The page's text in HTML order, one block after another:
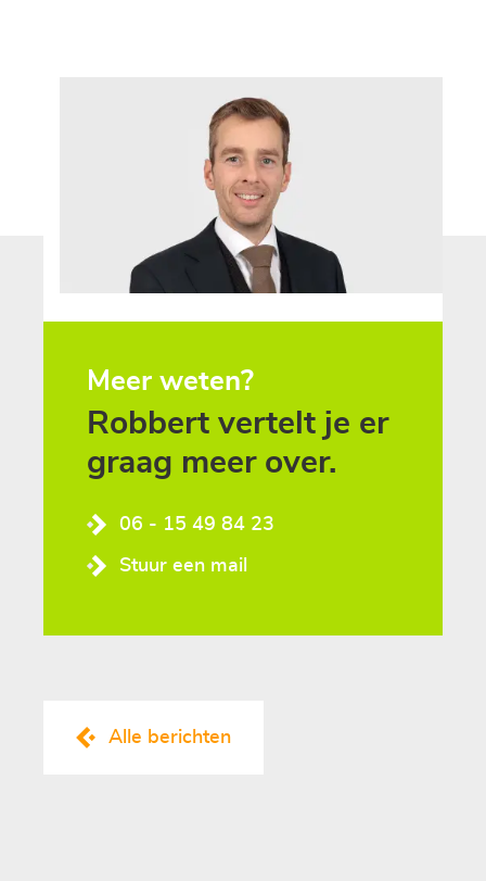
Meer weten?
Robbert vertelt je er
graag meer over.
06 - 15 49 84 23
Stuur een mail
Alle berichten